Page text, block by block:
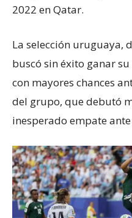
2022 en Qatar.
La selección uruguaya,
buscó sin éxito ganar
con mayores chances
del grupo, que debutó
inesperado empate ante